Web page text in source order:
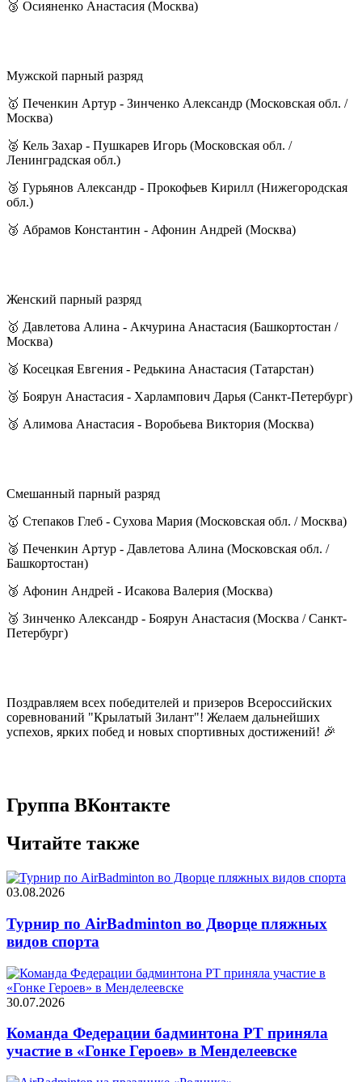
🥉 Осияненко Анастасия (Москва)
Мужской парный разряд
🥇 Печенкин Артур - Зинченко Александр (Московская обл. /
Москва)
🥈 Кель Захар - Пушкарев Игорь (Московская обл. /
Ленинградская обл.)
🥉 Гурьянов Александр - Прокофьев Кирилл (Нижегородская
обл.)
🥉 Абрамов Константин - Афонин Андрей (Москва)
Женский парный разряд
🥇 Давлетова Алина - Акчурина Анастасия (Башкортостан /
Москва)
🥈 Косецкая Евгения - Редькина Анастасия (Татарстан)
🥉 Боярун Анастасия - Харлампович Дарья (Санкт-Петербург)
🥉 Алимова Анастасия - Воробьева Виктория (Москва)
Смешанный парный разряд
🥇 Степаков Глеб - Сухова Мария (Московская обл. / Москва)
🥈 Печенкин Артур - Давлетова Алина (Московская обл. /
Башкортостан)
🥉 Афонин Андрей - Исакова Валерия (Москва)
🥉 Зинченко Александр - Боярун Анастасия (Москва / Санкт-
Петербург)
Поздравляем всех победителей и призеров Всероссийских
соревнований "Крылатый Зилант"! Желаем дальнейших
успехов, ярких побед и новых спортивных достижений! 🎉
Группа ВКонтакте
Читайте также
03.08.2026
Турнир по AirBadminton во Дворце пляжных
видов спорта
30.07.2026
Команда Федерации бадминтона РТ приняла
участие в «Гонке Героев» в Менделеевске